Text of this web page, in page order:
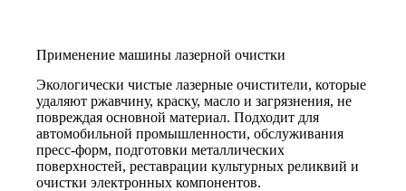
Применение машины лазерной очистки
Экологически чистые лазерные очистители, которые
удаляют ржавчину, краску, масло и загрязнения, не
повреждая основной материал. Подходит для
автомобильной промышленности, обслуживания
пресс-форм, подготовки металлических
поверхностей, реставрации культурных реликвий и
очистки электронных компонентов.